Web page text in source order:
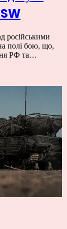
російськими
полі бою, що,
РФ та…